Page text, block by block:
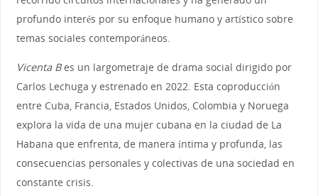
profundo interés por su enfoque humano y artístico sobre
temas sociales contemporáneos.
Vicenta Bes un largometraje de drama social dirigido por
Carlos Lechuga y estrenado en 2022. Esta coproducción
entre Cuba, Francia, Estados Unidos, Colombia y Noruega
explora la vida de una mujer cubana en la ciudad de La
Habana que enfrenta, de manera íntima y profunda, las
consecuencias personales y colectivas de una sociedad en
constante crisis.